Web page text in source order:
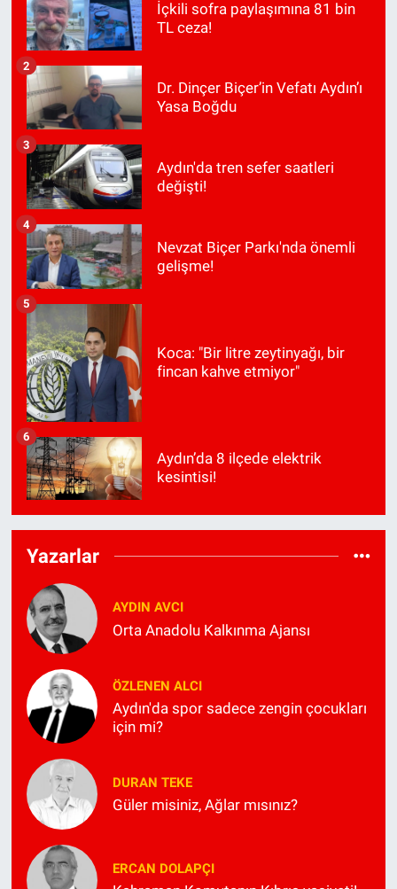
İçkili sofra paylaşımına 81 bin
TL ceza!
Dr. Dinçer Biçer’in Vefatı Aydın’ı
Yasa Boğdu
2
Aydın'da tren sefer saatleri
değişti!
3
Nevzat Biçer Parkı'nda önemli
gelişme!
4
Koca: "Bir litre zeytinyağı, bir
fincan kahve etmiyor"
5
Aydın’da 8 ilçede elektrik
kesintisi!
6
Yazarlar
AYDIN AVCI
Orta Anadolu Kalkınma Ajansı
ÖZLENEN ALCI
Aydın'da spor sadece zengin çocukları
için mi?
DURAN TEKE
Güler misiniz, Ağlar mısınız?
ERCAN DOLAPÇI